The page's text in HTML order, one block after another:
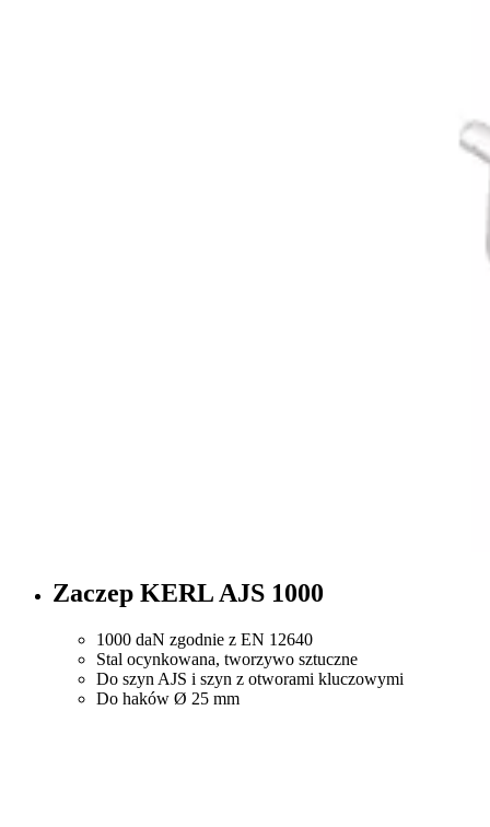
Zaczep KERL AJS 1000
1000 daN zgodnie z EN 12640
Stal ocynkowana, tworzywo sztuczne
Do szyn AJS i szyn z otworami kluczowymi
Do haków Ø 25 mm